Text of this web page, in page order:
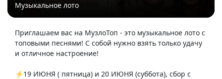
Музыкальное лото
Приглашаем вас на МузлоТоп - это музыкальное лото с
топовыми песнями! С собой нужно взять только удачу
и отличное настроение!
⚡️19 ИЮНЯ ( пятница) и 20 ИЮНЯ (суббота), сбор с